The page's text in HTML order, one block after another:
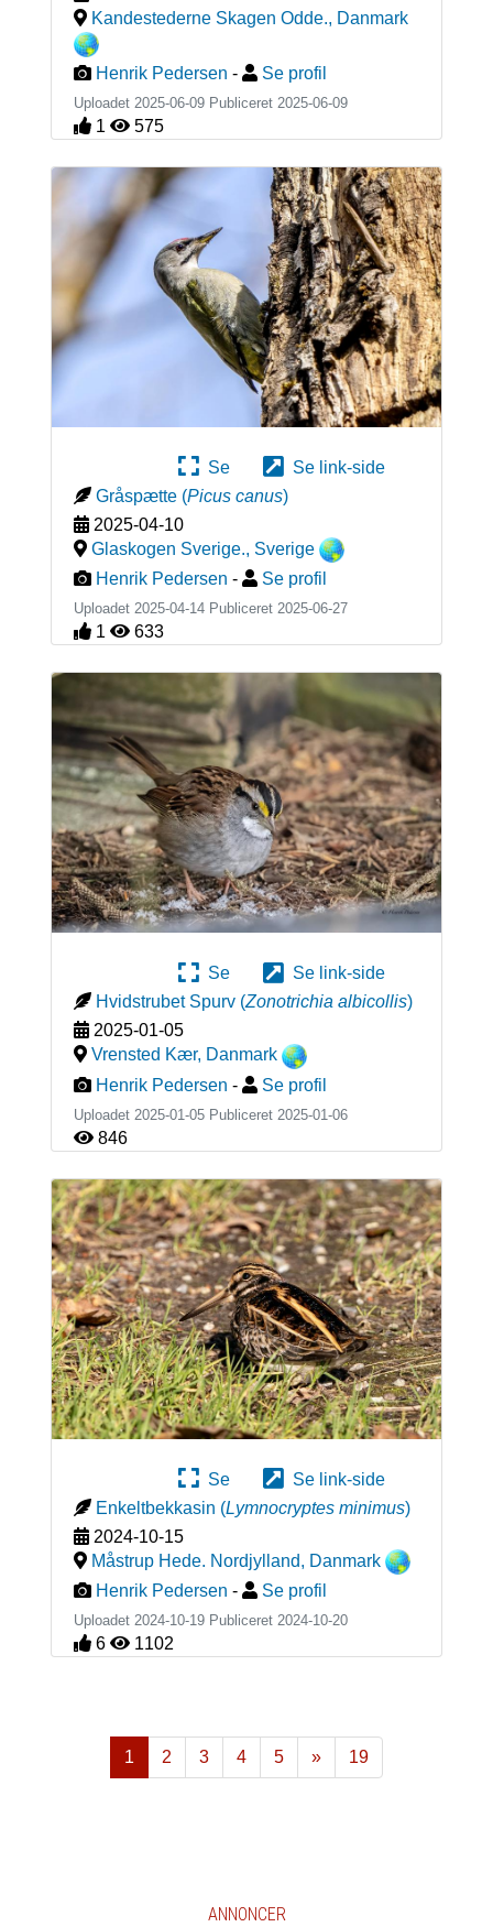
Kandestederne Skagen Odde., Danmark
Henrik Pedersen - Se profil
Uploadet 2025-06-09 Publiceret 2025-06-09
1 575
Se
Se link-side
Gråspætte (Picus canus)
2025-04-10
Glaskogen Sverige., Sverige
Henrik Pedersen - Se profil
Uploadet 2025-04-14 Publiceret 2025-06-27
1 633
Se
Se link-side
Hvidstrubet Spurv (Zonotrichia albicollis)
2025-01-05
Vrensted Kær, Danmark
Henrik Pedersen - Se profil
Uploadet 2025-01-05 Publiceret 2025-01-06
846
Se
Se link-side
Enkeltbekkasin (Lymnocryptes minimus)
2024-10-15
Måstrup Hede. Nordjylland, Danmark
Henrik Pedersen - Se profil
Uploadet 2024-10-19 Publiceret 2024-10-20
6 1102
1 2 3 4 5
»
Næste
19
ANNONCER